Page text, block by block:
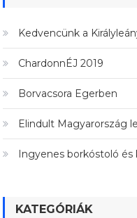
Kedvencünk a
ChardonnÉJ 2019
Borvacsora Egerben
Elindult Magyarország
Ingyenes borkóstoló
KATEGÓRIÁK